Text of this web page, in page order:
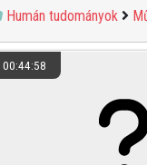
Humán tudományok
00:44:58